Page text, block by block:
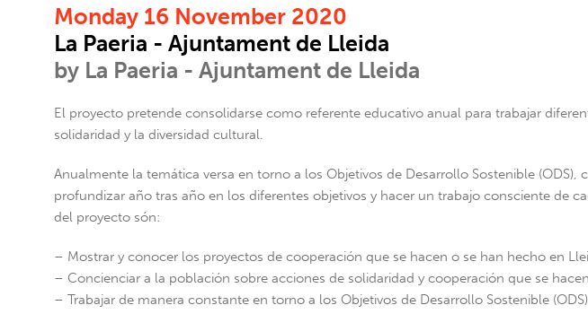
Monday 16 November 2020
La Paeria - Ajuntament de Lleida
by La Paeria - Ajuntament de Lleida
El proyecto pretende consolidarse como referente educativo anual para trabajar
solidaridad y la diversidad cultural.
Anualmente la temática versa en torno a los Objetivos de Desarrollo Sostenible (ODS),
profundizar año tras año en los diferentes objetivos y hacer un trabajo consciente de
del proyecto són:
– Mostrar y conocer los proyectos de cooperación que se hacen o se han hecho en
– Concienciar a la población sobre acciones de solidaridad y cooperación que se
– Trabajar de manera constante en torno a los Objetivos de Desarrollo Sostenible